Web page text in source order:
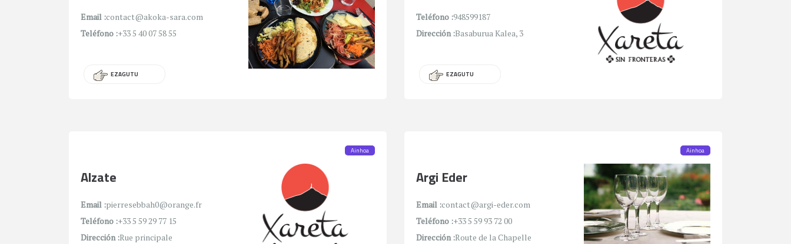
Email :contact@akoka-sara.com
Teléfono :+33 5 40 07 58 55
EZAGUTU
Teléfono :948599187
Dirección :Basaburua Kalea, 3
EZAGUTU
Ainhoa
Alzate
Email :pierresebbah0@orange.fr
Teléfono :+33 5 59 29 77 15
Dirección :Rue principale
Ainhoa
Argi Eder
Email :contact@argi-eder.com
Teléfono :+33 5 59 93 72 00
Dirección :Route de la Chapelle